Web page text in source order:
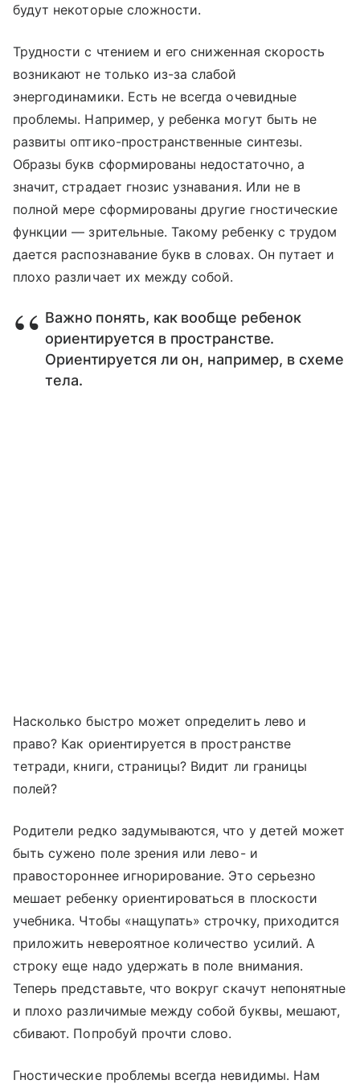
будут некоторые сложности.
Трудности с чтением и его сниженная скорость
возникают не только из-за слабой
энергодинамики. Есть не всегда очевидные
проблемы. Например, у ребенка могут быть не
развиты оптико-пространственные синтезы.
Образы букв сформированы недостаточно, а
значит, страдает гнозис узнавания. Или не в
полной мере сформированы другие гностические
функции — зрительные. Такому ребенку с трудом
дается распознавание букв в словах. Он путает и
плохо различает их между собой.
Важно понять, как вообще ребенок
ориентируется в пространстве.
Ориентируется ли он, например, в схеме
тела.
Насколько быстро может определить лево и
право? Как ориентируется в пространстве
тетради, книги, страницы? Видит ли границы
полей?
Родители редко задумываются, что у детей может
быть сужено поле зрения или лево- и
правостороннее игнорирование. Это серьезно
мешает ребенку ориентироваться в плоскости
учебника. Чтобы «нащупать» строчку, приходится
приложить невероятное количество усилий. А
строку еще надо удержать в поле внимания.
Теперь представьте, что вокруг скачут непонятные
и плохо различимые между собой буквы, мешают,
сбивают. Попробуй прочти слово.
Гностические проблемы всегда невидимы. Нам